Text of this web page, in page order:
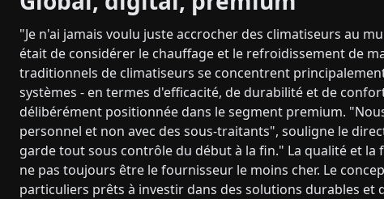
"Je n'ai jamais voulu juste accrocher des climatiseurs au
était de considérer le chauffage et le refroidissement de
traditionnels de climatiseurs se concentrent
systèmes - en termes d'efficacité, de durabilité et de
délibérément positionnée dans le segment premium.
personnel et non avec des sous-traitants", souligne le
garde tout sous contrôle du début à la fin." La qualité et
ne pas toujours être le fournisseur le moins cher. Le
particuliers prêts à investir dans des solutions durables et